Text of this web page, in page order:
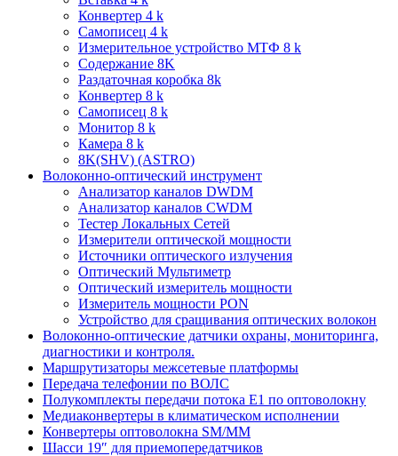
Конвертер 4 k
Самописец 4 k
Измерительное устройство МТФ 8 k
Содержание 8K
Раздаточная коробка 8k
Конвертер 8 k
Самописец 8 k
Монитор 8 k
Камера 8 k
8K(SHV) (ASTRO)
Волоконно-оптический инструмент
Анализатор каналов DWDM
Анализатор каналов CWDM
Тестер Локальных Сетей
Измерители оптической мощности
Источники оптического излучения
Оптический Мультиметр
Оптический измеритель мощности
Измеритель мощности PON
Устройство для сращивания оптических волокон
Волоконно-оптические датчики охраны, мониторинга,
диагностики и контроля.
Маршрутизаторы межсетевые платформы
Передача телефонии по ВОЛС
Полукомплекты передачи потока E1 по оптоволокну
Медиаконвертеры в климатическом исполнении
Конвертеры оптоволокна SM/MM
Шасси 19″ для приемопередатчиков